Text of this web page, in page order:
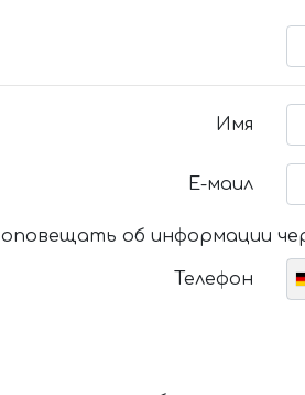
Имя
Е-маил
оповещать об информации
Телефон